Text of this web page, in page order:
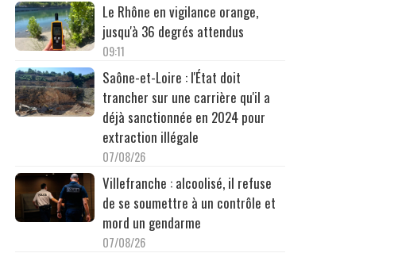
Le Rhône en vigilance orange,
jusqu'à 36 degrés attendus
09:11
Saône-et-Loire : l'État doit
trancher sur une carrière qu'il a
déjà sanctionnée en 2024 pour
extraction illégale
07/08/26
Villefranche : alcoolisé, il refuse
de se soumettre à un contrôle et
mord un gendarme
07/08/26